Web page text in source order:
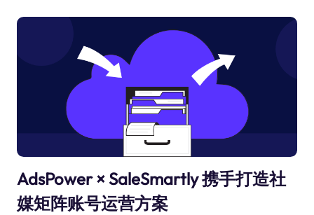
AdsPower × SaleSmartly 携手打造社
媒矩阵账号运营方案